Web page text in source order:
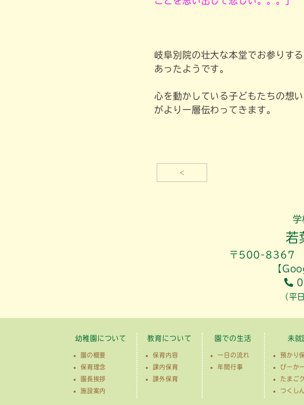
岐阜別院の壮大な本堂でお参りす
あったようです。
心を動かしている子どもたちの想
がより一層伝わってきます。
<
学
若
〒500-8367
【
（平
幼稚園について
園の概要
保育理念
園長挨拶
施設案内
教育について
保育内容
課内保育
課外保育
園での生活
一日の流れ
年間行事
未就
預かり
ぴーか
たまご
つくし